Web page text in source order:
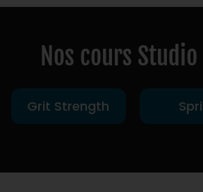
Calories BrûléesNos cours Studio
Grit Strength